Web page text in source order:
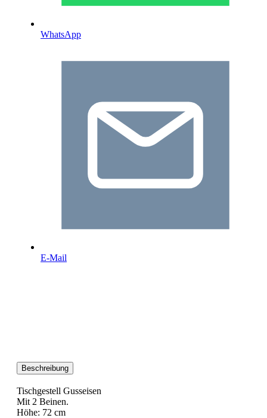
WhatsApp
E-Mail
Beschreibung
Tischgestell Gusseisen
Mit 2 Beinen.
Höhe: 72 cm